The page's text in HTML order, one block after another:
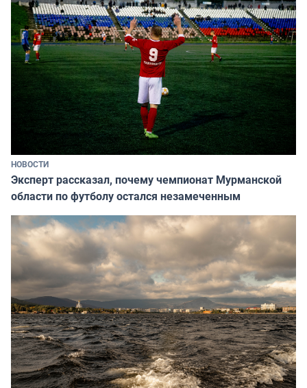
НОВОСТИ
Эксперт рассказал, почему чемпионат Мурманской
области по футболу остался незамеченным